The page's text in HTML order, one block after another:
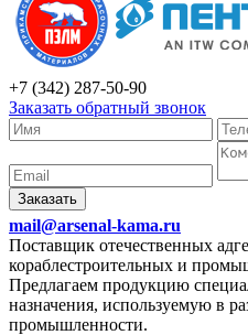
+7 (342) 287-50-90
Заказать обратный звонок
Заказать
mail@arsenal-kama.ru
Поставщик отечественных
кораблестроительных и
Предлагаем продукцию
назначения, используемую в
промышленности.